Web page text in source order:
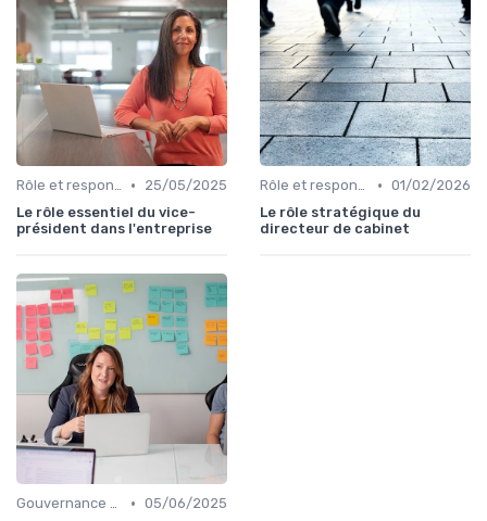
Rôle et responsabilités du CEO •
25/05/2025
Le rôle essentiel du vice-
président dans l'entreprise
Rôle et responsabilités du CEO • 01/02/2026
Le rôle stratégique du
directeur de cabinet
Gouvernance d’entreprise • 05/06/2025